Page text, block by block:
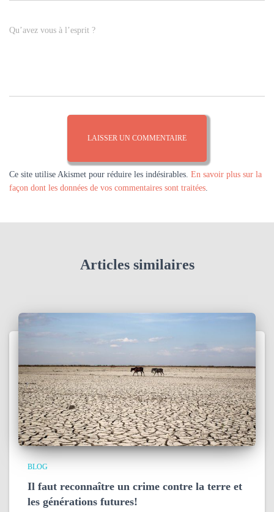
Qu’avez vous à l’esprit ?
Ce site utilise Akismet pour réduire les indésirables. En savoir plus sur la
façon dont les données de vos commentaires sont traitées.
Articles similaires
BLOG
Il faut reconnaître un crime contre la terre et
les générations futures!